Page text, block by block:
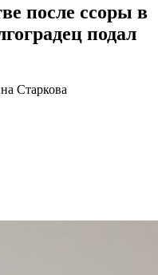
после ссоры в
подал
Старкова